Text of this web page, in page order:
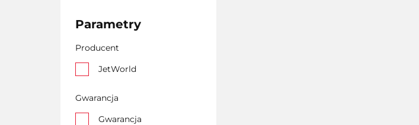
Parametry
Producent
JetWorld
Gwarancja
Gwarancja